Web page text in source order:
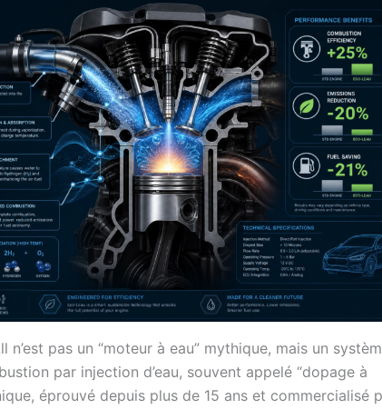
pas un “moteur à eau” mythique, mais un
par injection d’eau, souvent appelé “dopage à
éprouvé depuis plus de 15 ans et commercialisé